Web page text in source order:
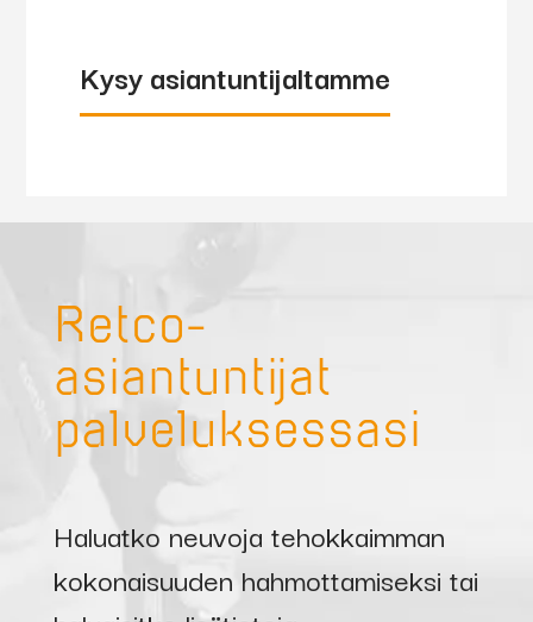
Kysy asiantuntijaltamme
Retco-
asiantuntijat
palveluksessasi
Haluatko neuvoja tehokkaimman
kokonaisuuden hahmottamiseksi tai